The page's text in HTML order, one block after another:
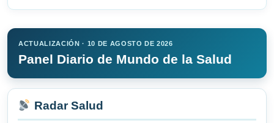
ACTUALIZACIÓN · 10 DE AGOSTO DE 2026
Panel Diario de Mundo de la Salud
Radar Salud